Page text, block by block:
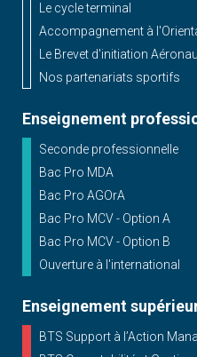
Le cycle terminal
Accompagnement à
Le Brevet d'initiation
Nos partenariats sportifs
Enseignement
Seconde professionnelle
Bac Pro MDA
Bac Pro AGOrA
Bac Pro MCV - Option A
Bac Pro MCV - Option B
Ouverture à l'international
Enseignement
BTS Support à l’Action